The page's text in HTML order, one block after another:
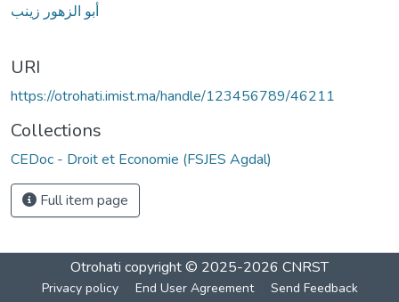
أبو الزهور زينب
URI
https://otrohati.imist.ma/handle/123456789/46211
Collections
CEDoc - Droit et Economie (FSJES Agdal)
Full item page
Otrohati copyright © 2025-2026 CNRST
Privacy policy End User Agreement Send Feedback